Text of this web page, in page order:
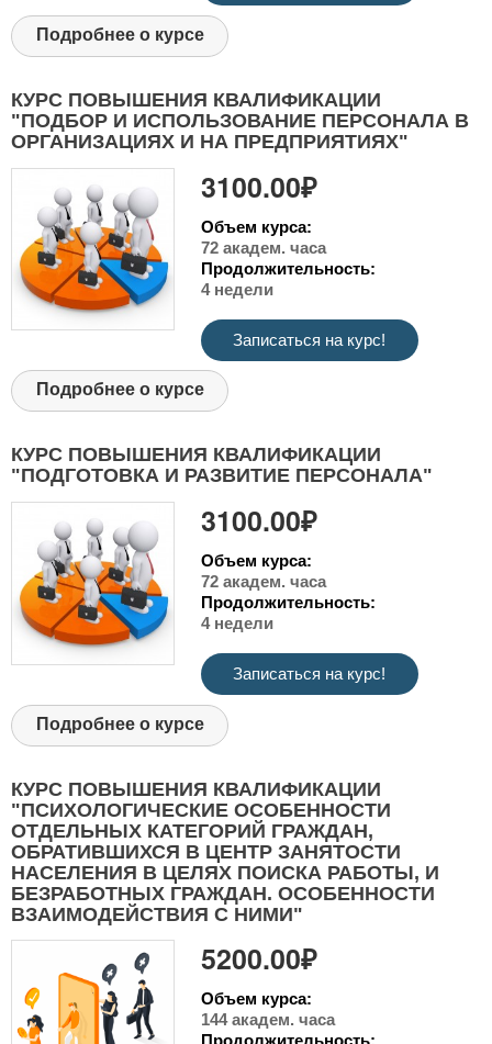
Подробнее о курсе
КУРС ПОВЫШЕНИЯ КВАЛИФИКАЦИИ
"ПОДБОР И ИСПОЛЬЗОВАНИЕ ПЕРСОНАЛА В
ОРГАНИЗАЦИЯХ И НА ПРЕДПРИЯТИЯХ"
3100.00₽
Объем курса:
72 академ. часа
Продолжительность:
4 недели
Записаться на курс!
Подробнее о курсе
КУРС ПОВЫШЕНИЯ КВАЛИФИКАЦИИ
"ПОДГОТОВКА И РАЗВИТИЕ ПЕРСОНАЛА"
3100.00₽
Объем курса:
72 академ. часа
Продолжительность:
4 недели
Записаться на курс!
Подробнее о курсе
КУРС ПОВЫШЕНИЯ КВАЛИФИКАЦИИ
"ПСИХОЛОГИЧЕСКИЕ ОСОБЕННОСТИ
ОТДЕЛЬНЫХ КАТЕГОРИЙ ГРАЖДАН,
ОБРАТИВШИХСЯ В ЦЕНТР ЗАНЯТОСТИ
НАСЕЛЕНИЯ В ЦЕЛЯХ ПОИСКА РАБОТЫ, И
БЕЗРАБОТНЫХ ГРАЖДАН. ОСОБЕННОСТИ
ВЗАИМОДЕЙСТВИЯ С НИМИ"
5200.00₽
Объем курса:
144 академ. часа